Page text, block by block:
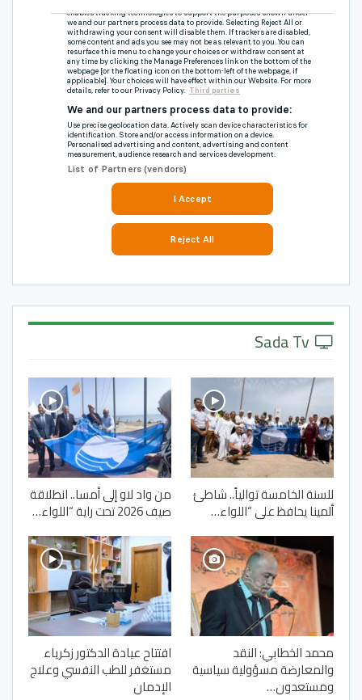
للسنة الخامسة توالياً.. شاطئ
ألمينا يحافظ على “اللواء…
من واد لاو إلى أمسا.. انطلاقة
صيف 2026 تحت راية “اللواء…
محمد الخطابي: النقد
والمعارضة مسؤولية سياسية
ومستعدون…
افتتاح عيادة الدكتور زكرياء
مستغفر للطب النفسي وعلاج
الإدمان